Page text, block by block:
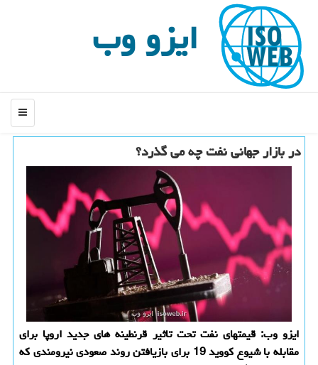
ایزو وب
منو
در بازار جهانی نفت چه می گذرد؟
ایزو وب: قیمتهای نفت تحت تاثیر قرنطینه های جدید اروپا برای
مقابله با شیوع کووید 19 برای بازیافتن روند صعودی نیرومندی که